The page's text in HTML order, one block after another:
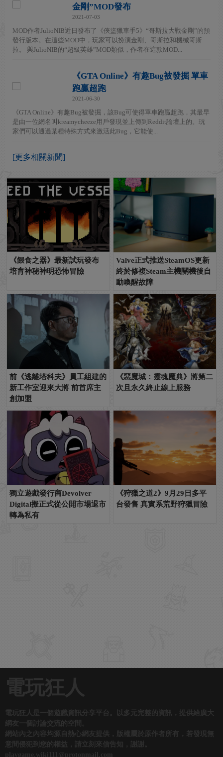
金剛”MOD發布
2021-07-03
MOD作者JulioNIB近日發布了《俠盜獵車手5》“哥斯拉大戰金剛”的預
發行版本。在這些MOD中，玩家可以扮演金剛、哥斯拉和機械哥斯
拉。 與JulioNIB的“超級英雄”MOD類似，作者在這款MOD...
《GTA Online》有趣Bug被發掘 單車
跑贏超跑
2021-06-30
《GTA Online》有趣Bug被發掘，該Bug可使得單車跑贏超跑，其最早
是由一位網名叫kreamycheeze用戶發現並上傳到Reddit論壇上的。玩
家們可以通過某種特殊方式來激活此Bug，它能使...
[更多相關新聞]
《餵食之器》最新試玩發布
培育神秘神明恐怖冒險
Valve正式推送SteamOS更新
終於修複Steam主機關機後自
動喚醒故障
前《逃離塔科夫》員工組建的
新工作室迎來大將 前首席主
創加盟
《惡魔城：靈魂魔典》將第二
次且永久終止線上服務
獨立遊戲發行商Devolver
Digital擬正式從公開市場退市
轉為私有
《狩獵之道2》9月29日多平
台發售 真實系荒野狩獵冒險
電玩狂人
電玩狂人是一個遊戲資訊分享平台。以多元完整的資訊，提供給廣大
網友一個討論交流的空間。
網站內之內容均源自熱心網友提供，版權屬於原作者所有，若發現無
意間侵犯到您的權益，請立刻來信告知，謝謝。
playgame.wiki111@protonmail.com